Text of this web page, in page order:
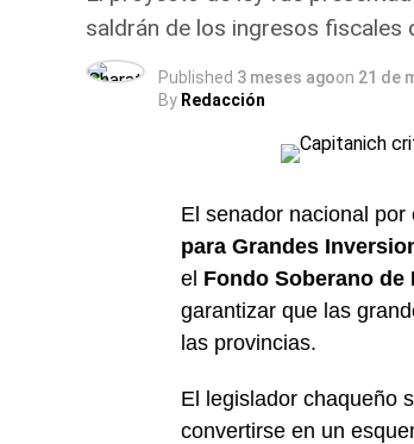
saldrán de los ingresos
Published 3 meses agoon 21 de
By Redacción
El senador nacional por
para Grandes
el Fondo Soberano de
garantizar que las
las provincias.
El legislador chaqueño
convertirse en un